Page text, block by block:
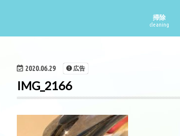
掃除
cleaning
2020.06.29 広告
IMG_2166